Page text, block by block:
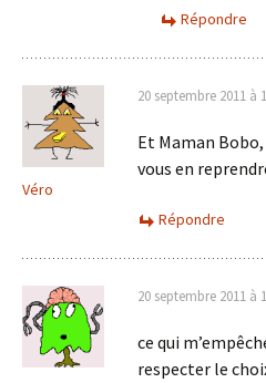
Répondre
Véro
20 septembre 2011 à
Et Maman
vous en
Répondre
20 septembre 2011 à
ce qui
respecter le